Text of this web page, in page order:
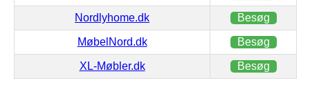
Nordlyhome.dk Besøg
MøbelNord.dk Besøg
XL-Møbler.dk Besøg